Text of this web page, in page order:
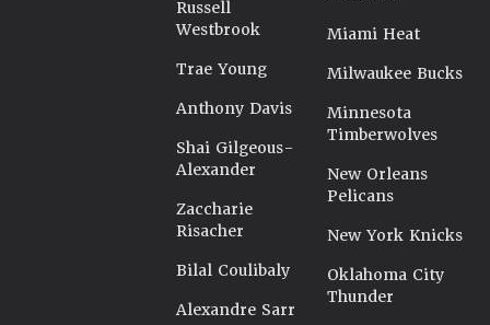
Russell
Westbrook
Trae Young
Anthony Davis
Shai Gilgeous-
Alexander
Zaccharie
Risacher
Bilal Coulibaly
Alexandre Sarr
Miami Heat
Milwaukee Bucks
Minnesota
Timberwolves
New Orleans
Pelicans
New York Knicks
Oklahoma City
Thunder